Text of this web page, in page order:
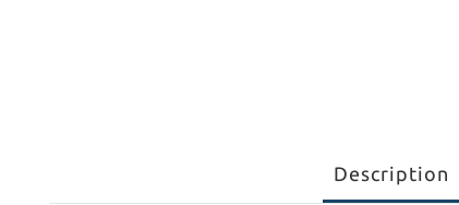
Description